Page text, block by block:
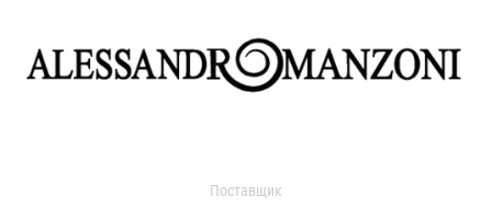
Поставщик